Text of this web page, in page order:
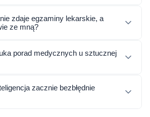
zdaje egzaminy lekarskie, a
ze mną?
porad medycznych u sztucznej
zacznie bezbłędnie